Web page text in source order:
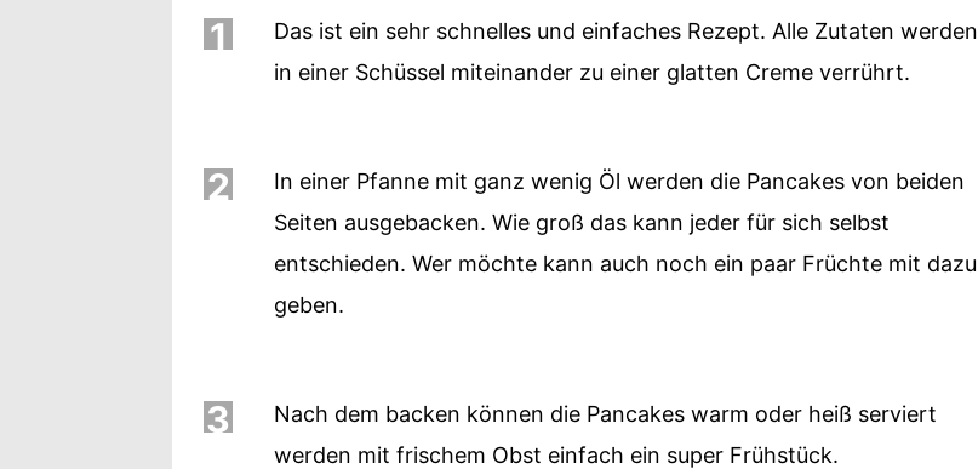
1
Das ist ein sehr schnelles und einfaches Rezept. Alle Zutaten werden
in einer Schüssel miteinander zu einer glatten Creme verrührt.
2
In einer Pfanne mit ganz wenig Öl werden die Pancakes von beiden
Seiten ausgebacken. Wie groß das kann jeder für sich selbst
entschieden. Wer möchte kann auch noch ein paar Früchte mit dazu
geben.
3
Nach dem backen können die Pancakes warm oder heiß serviert
werden mit frischem Obst einfach ein super Frühstück.